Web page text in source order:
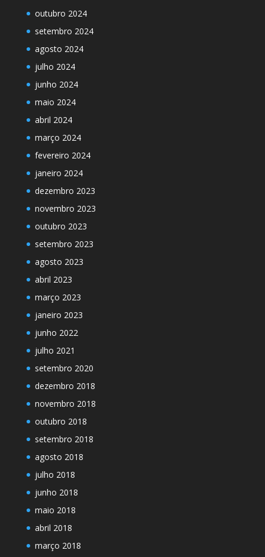
outubro 2024
setembro 2024
agosto 2024
julho 2024
junho 2024
maio 2024
abril 2024
março 2024
fevereiro 2024
janeiro 2024
dezembro 2023
novembro 2023
outubro 2023
setembro 2023
agosto 2023
abril 2023
março 2023
janeiro 2023
junho 2022
julho 2021
setembro 2020
dezembro 2018
novembro 2018
outubro 2018
setembro 2018
agosto 2018
julho 2018
junho 2018
maio 2018
abril 2018
março 2018